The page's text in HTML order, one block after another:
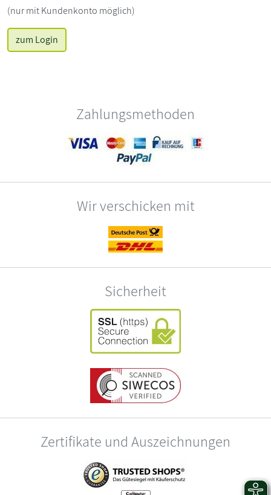
(nur mit Kundenkonto möglich)
zum Login
Zahlungsmethoden
Wir verschicken mit
Sicherheit
Zertifikate und Auszeichnungen